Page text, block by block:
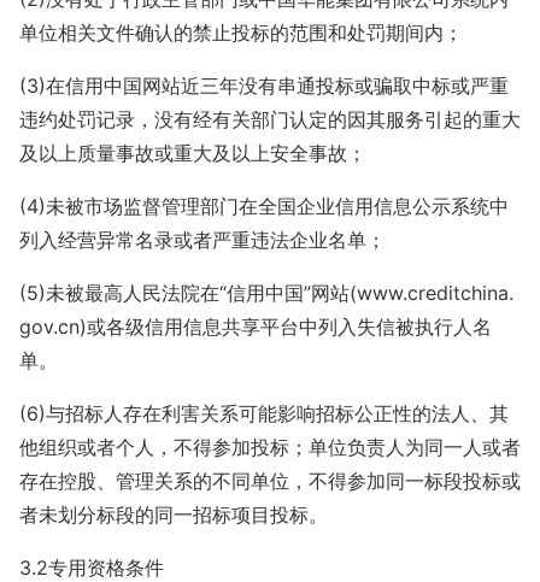
单位相关文件确认的禁止投标的范围和处罚期间内；
(3)在信用中国网站近三年没有串通投标或骗取中标或严重
违约处罚记录，没有经有关部门认定的因其服务引起的重大
及以上质量事故或重大及以上安全事故；
(4)未被市场监督管理部门在全国企业信用信息公示系统中
列入经营异常名录或者严重违法企业名单；
(5)未被最高人民法院在“信用中国”网站(www.creditchina.
gov.cn)或各级信用信息共享平台中列入失信被执行人名
单。
(6)与招标人存在利害关系可能影响招标公正性的法人、其
他组织或者个人，不得参加投标；单位负责人为同一人或者
存在控股、管理关系的不同单位，不得参加同一标段投标或
者未划分标段的同一招标项目投标。
3.2专用资格条件